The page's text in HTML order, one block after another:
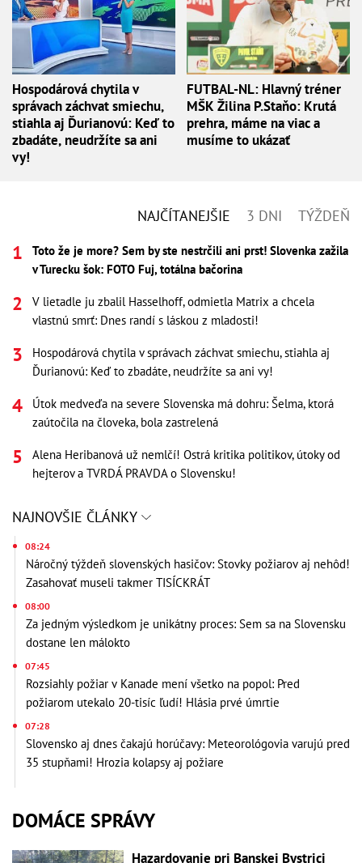
Hospodárová chytila v
správach záchvat smiechu,
stiahla aj Ďurianovú: Keď to
zbadáte, neudržíte sa ani
vy!
FUTBAL-NL: Hlavný tréner
MŠK Žilina P.Staňo: Krutá
prehra, máme na viac a
musíme to ukázať
NAJČÍTANEJŠIE 3 DNI TÝŽDEŇ
Toto že je more? Sem by ste nestrčili ani prst! Slovenka zažila
v Turecku šok: FOTO Fuj, totálna bačorina
V lietadle ju zbalil Hasselhoff, odmietla Matrix a chcela
vlastnú smrť: Dnes randí s láskou z mladosti!
Hospodárová chytila v správach záchvat smiechu, stiahla aj
Ďurianovú: Keď to zbadáte, neudržíte sa ani vy!
Útok medveďa na severe Slovenska má dohru: Šelma, ktorá
zaútočila na človeka, bola zastrelená
Alena Heribanová už nemlčí! Ostrá kritika politikov, útoky od
hejterov a TVRDÁ PRAVDA o Slovensku!
NAJNOVŠIE ČLÁNKY
08:24
Náročný týždeň slovenských hasičov: Stovky požiarov aj nehôd!
Zasahovať museli takmer TISÍCKRÁT
08:00
Za jedným výsledkom je unikátny proces: Sem sa na Slovensku
dostane len málokto
07:45
Rozsiahly požiar v Kanade mení všetko na popol: Pred
požiarom utekalo 20-tisíc ľudí! Hlásia prvé úmrtie
07:28
Slovensko aj dnes čakajú horúčavy: Meteorológovia varujú pred
35 stupňami! Hrozia kolapsy aj požiare
DOMÁCE SPRÁVY
Hazardovanie pri Banskej Bystrici